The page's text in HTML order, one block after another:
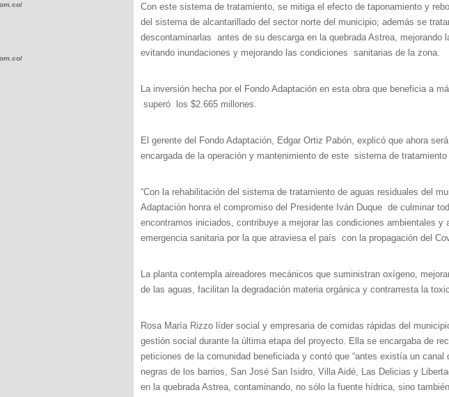
Con este sistema de tratamiento, se mitiga el efecto de taponamiento y
del sistema de alcantarillado del sector norte del municipio; además se
descontaminarlas antes de su descarga en la quebrada Astrea, mejorando
evitando inundaciones y mejorando las condiciones sanitarias de la zona.
La inversión hecha por el Fondo Adaptación en esta obra que beneficia a
superó los $2.665 millones.
El gerente del Fondo Adaptación, Edgar Ortiz Pabón, explicó que ahora
encargada de la operación y mantenimiento de este sistema de tratamiento
“Con la rehabilitación del sistema de tratamiento de aguas residuales del
Adaptación honra el compromiso del Presidente Iván Duque de culminar
encontramos iniciados, contribuye a mejorar las condiciones ambientales y
emergencia sanitaria por la que atraviesa el país con la propagación del
La planta contempla aireadores mecánicos que suministran oxígeno,
de las aguas, facilitan la degradación materia orgánica y contrarresta la
Rosa María Rizzo líder social y empresaria de comidas rápidas del
gestión social durante la última etapa del proyecto. Ella se encargaba de
peticiones de la comunidad beneficiada y contó que “antes existía un canal
negras de los barrios, San José San Isidro, Villa Aidé, Las Delicias y
en la quebrada Astrea, contaminando, no sólo la fuente hídrica, sino
wp-
wp-